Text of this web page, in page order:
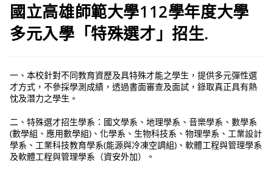
國立高雄師範大學112學年度大學
多元入學「特殊選才」招生.
一、本校針對不同教育資歷及具特殊才能之學生，提供多元彈性選
才方式，不參採學測成績，透過書面審查及面試，錄取真正具有熱
忱及潛力之學生。
二、特殊選才招生學系：國文學系、地理學系、音樂學系、數學系
(數學組、應用數學組)、化學系、生物科技系、物理學系、工業設計
學系、工業科技教育學系(能源與冷凍空調組)、軟體工程與管理學系
及軟體工程與管理學系（資安外加）。